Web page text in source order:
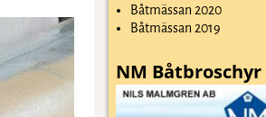
Båtmässan 2020
Båtmässan 2019
NM Båtbroschyr